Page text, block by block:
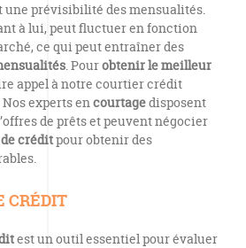
une prévisibilité des mensualités.
à lui, peut fluctuer en fonction
ce qui peut entraîner des
. Pourobtenir le meilleur
appel à notre courtier crédit
experts encourtagedisposent
de prêts et peuvent négocier
créditpour obtenir des
CRÉDIT
est un outil essentiel pour évaluer